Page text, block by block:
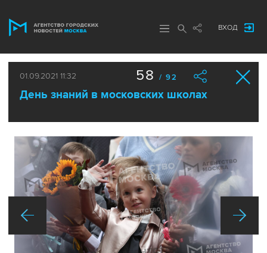
ВХОД
01.09.2021 11:32
День знаний в московских школах
58 / 92